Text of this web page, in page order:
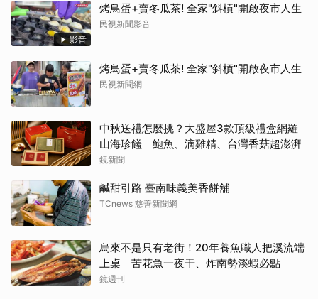
影音
烤鳥蛋+賣冬瓜茶! 全家"斜槓"開啟夜市人生
民視新聞影音
烤鳥蛋+賣冬瓜茶! 全家"斜槓"開啟夜市人生
民視新聞網
中秋送禮怎麼挑？大盛屋3款頂級禮盒網羅
山海珍饈 鮑魚、滴雞精、台灣香菇超澎湃
鏡新聞
鹹甜引路 臺南味義美香餅舖
TCnews 慈善新聞網
烏來不是只有老街！20年養魚職人把溪流端
上桌 苦花魚一夜干、炸南勢溪蝦必點
鏡週刊